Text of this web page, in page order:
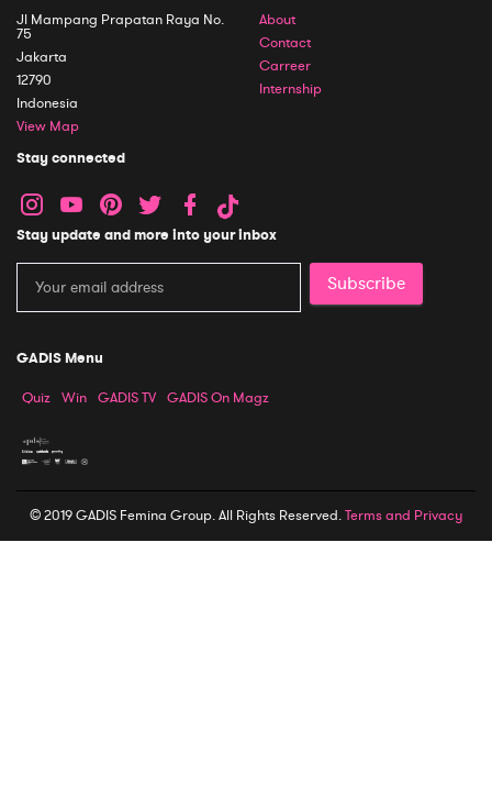
Jl Mampang Prapatan Raya No.
75
Jakarta
12790
Indonesia
View Map
About
Contact
Carreer
Internship
Stay connected
Stay update and more into your inbox
Subscribe
GADIS Menu
Quiz Win GADIS TV GADIS On Magz
© 2019 GADIS Femina Group. All Rights Reserved.Terms and Privacy